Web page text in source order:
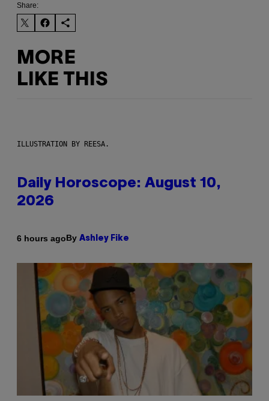
Share:
MORE
LIKE THIS
ILLUSTRATION BY REESA.
Daily Horoscope: August 10,
2026
6 hours agoBy Ashley Fike